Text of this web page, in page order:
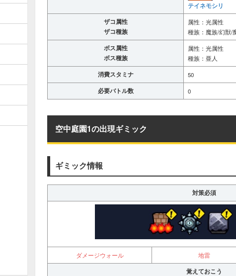
テイネモシリ
ザコ属性
ザコ種族
属性：光属性
種族：魔族/幻獣/
ボス属性
ボス種族
属性：光属性
種族：亜人
消費スタミナ 50
必要バトル数 0
空中庭園1の出現ギミック
ギミック情報
対策必須
ダメージウォール 地雷
覚えておこう